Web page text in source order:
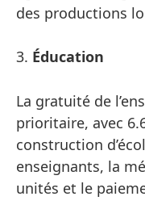
des productions
3. Éducation
La gratuité de
prioritaire, avec
construction
enseignants, la
unités et le